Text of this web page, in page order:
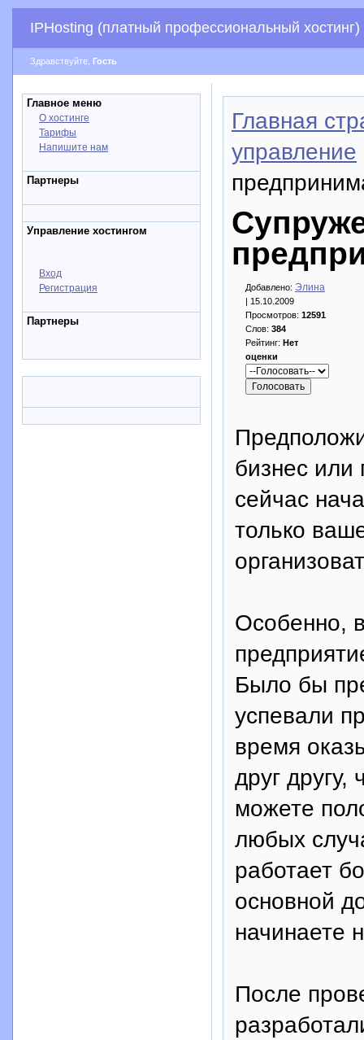
IPHosting (платный профессиональный хостинг)
Здравствуйте, Гость
Главное меню
О хостинге
Тарифы
Напишите нам
Партнеры
Управление хостингом
Вход
Регистрация
Партнеры
Главная
управление
Добавлено: Элина
| 15.10.2009
Просмотров: 12591
Слов: 384
Рейтинг: Нет
оценки
бизнес или
сейчас
только
Особенно,
Было бы
успевали
время
друг
можете
любых
работает
основной
начинаете
После